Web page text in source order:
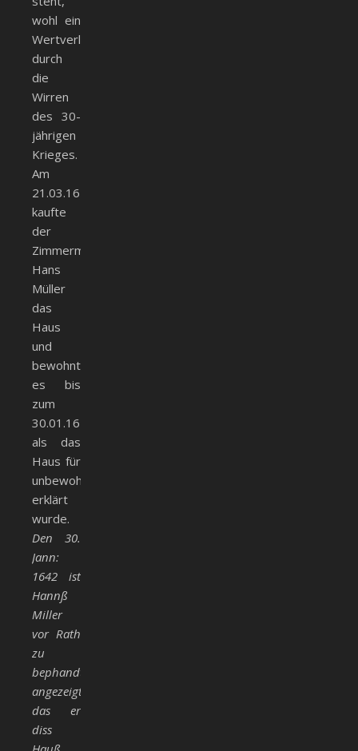
wohl ein
Wertverlust
durch
die
Wirren
des 30-
jährigen
Krieges.
Am
21.03.1641
kaufte
der
Zimmermann
Hans
Müller
das
Haus
und
bewohnte
es bis
zum
30.01.1642,
als das
Haus für
unbewohnbar
erklärt
wurde.
Den 30.
Jann:
1642 ist
Hannß
Miller
vor Rath
zu
bephandt
angezeigt,
das er
diss